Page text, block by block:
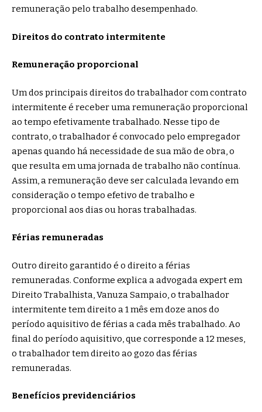
remuneração pelo trabalho desempenhado.
Direitos do contrato intermitente
Remuneração proporcional
Um dos principais direitos do trabalhador com contrato
intermitente é receber uma remuneração proporcional
ao tempo efetivamente trabalhado. Nesse tipo de
contrato, o trabalhador é convocado pelo empregador
apenas quando há necessidade de sua mão de obra, o
que resulta em uma jornada de trabalho não contínua.
Assim, a remuneração deve ser calculada levando em
consideração o tempo efetivo de trabalho e
proporcional aos dias ou horas trabalhadas.
Férias remuneradas
Outro direito garantido é o direito a férias
remuneradas. Conforme explica a advogada expert em
Direito Trabalhista, Vanuza Sampaio, o trabalhador
intermitente tem direito a 1 mês em doze anos do
período aquisitivo de férias a cada mês trabalhado. Ao
final do período aquisitivo, que corresponde a 12 meses,
o trabalhador tem direito ao gozo das férias
remuneradas.
Benefícios previdenciários